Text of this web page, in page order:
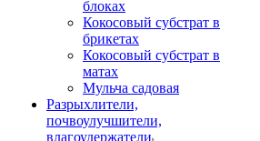
блоках
Кокосовый субстрат в
брикетах
Кокосовый субстрат в
матах
Мульча садовая
Разрыхлители,
почвоулучшители,
влагоудержатели